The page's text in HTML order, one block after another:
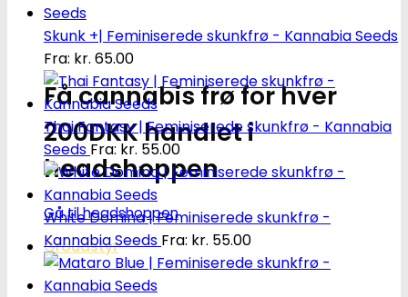
Få cannabis frø for hver
200DKK handlet i
headshoppen
Gå til headshoppen
Groudstyr
Skunk +| Feminiserede skunkfrø - Kannabia Seeds
Fra: kr. 65.00
Thai Fantasy | Feminiserede skunkfrø - Kannabia
Seeds Fra: kr. 55.00
White Domina | Feminiserede skunkfrø -
Kannabia Seeds Fra: kr. 55.00